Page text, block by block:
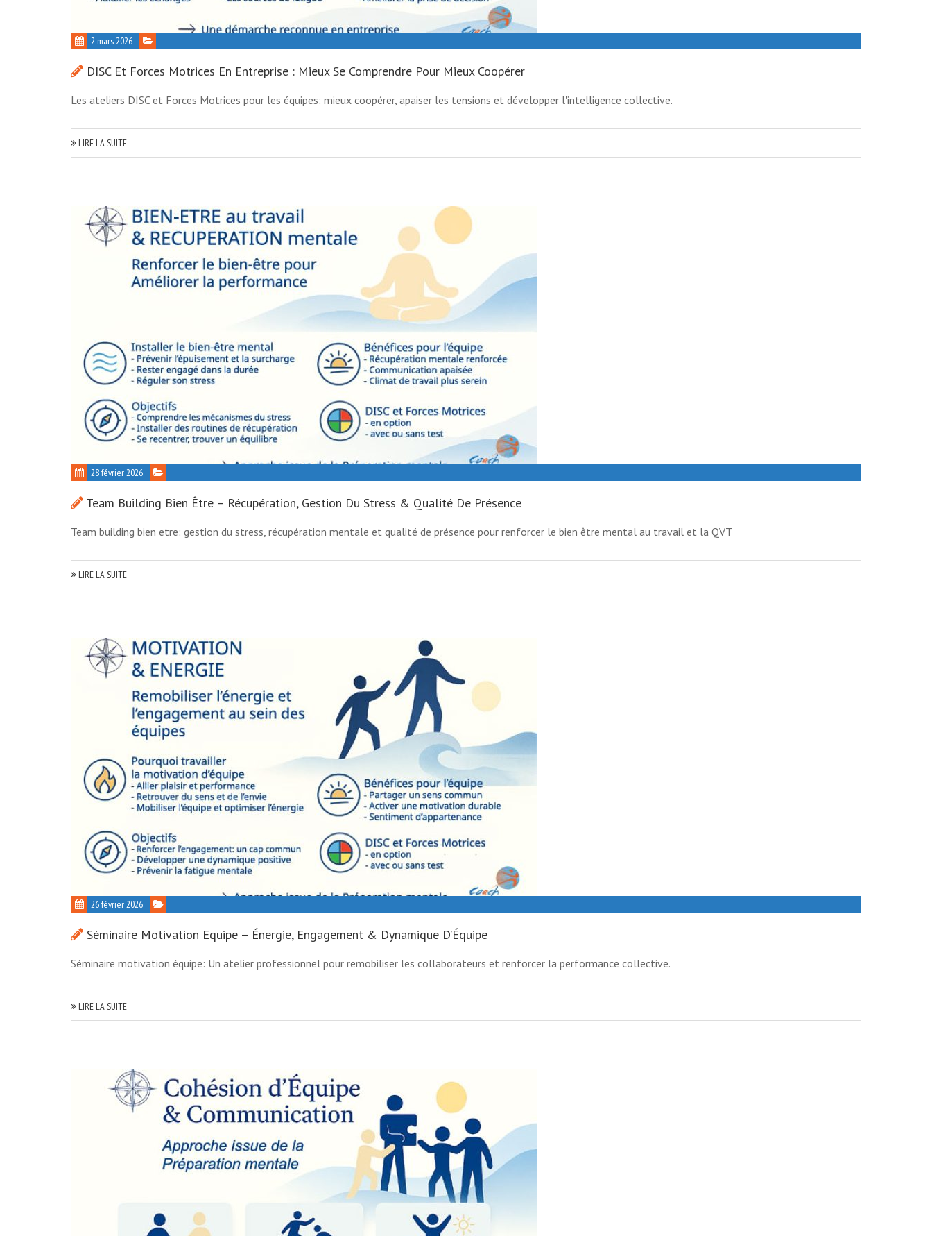
2 mars 2026
DISC Et Forces Motrices En Entreprise : Mieux Se Comprendre Pour Mieux Coopérer
Les ateliers DISC et Forces Motrices pour les équipes: mieux coopérer, apaiser les tensions et développer l'intelligence collective.
LIRE LA SUITE
28 février 2026
Team Building Bien Être – Récupération, Gestion Du Stress & Qualité De Présence
Team building bien etre: gestion du stress, récupération mentale et qualité de présence pour renforcer le bien être mental au travail et la QVT
LIRE LA SUITE
26 février 2026
Séminaire Motivation Equipe – Énergie, Engagement & Dynamique D’Équipe
Séminaire motivation équipe: Un atelier professionnel pour remobiliser les collaborateurs et renforcer la performance collective.
LIRE LA SUITE